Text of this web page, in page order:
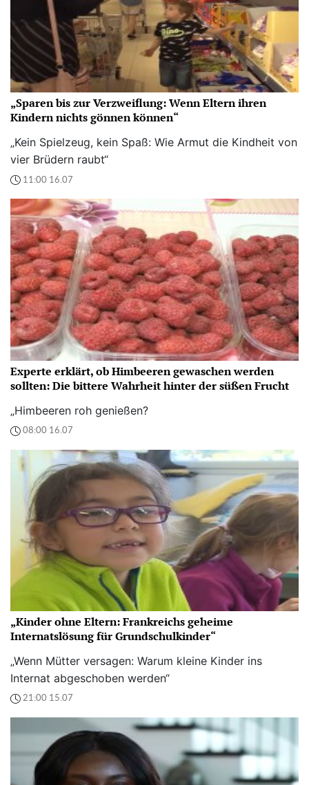
„Sparen bis zur Verzweiflung: Wenn Eltern ihren
Kindern nichts gönnen können“
„Kein Spielzeug, kein Spaß: Wie Armut die Kindheit von
vier Brüdern raubt“
11:00 16.07
Experte erklärt, ob Himbeeren gewaschen werden
sollten: Die bittere Wahrheit hinter der süßen Frucht
„Himbeeren roh genießen?
08:00 16.07
„Kinder ohne Eltern: Frankreichs geheime
Internatslösung für Grundschulkinder“
„Wenn Mütter versagen: Warum kleine Kinder ins
Internat abgeschoben werden“
21:00 15.07